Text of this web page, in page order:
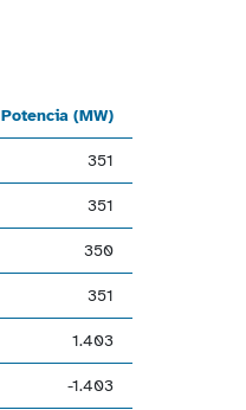
Potencia (MW)
351
351
350
351
1.403
-1.403